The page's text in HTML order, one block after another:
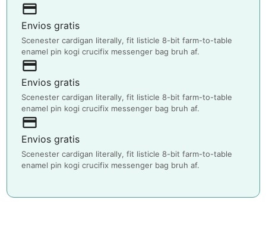
payment
Envios gratis
Scenester cardigan literally, fit listicle 8-bit farm-to-table
enamel pin kogi crucifix messenger bag bruh af.
payment
Envios gratis
Scenester cardigan literally, fit listicle 8-bit farm-to-table
enamel pin kogi crucifix messenger bag bruh af.
payment
Envios gratis
Scenester cardigan literally, fit listicle 8-bit farm-to-table
enamel pin kogi crucifix messenger bag bruh af.